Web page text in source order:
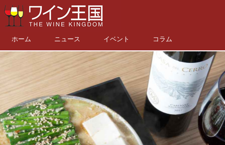
ホーム ニュース イベント コラム